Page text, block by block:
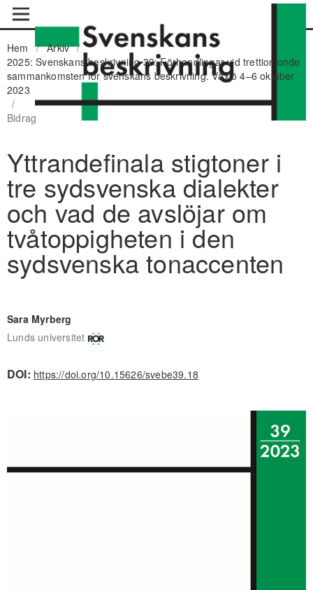
Hem / Arkiv /
2025: Svenskans beskrivning 39: Förhandlingar vid trettionionde
sammankomsten för svenskans beskrivning. Växjö 4–6 oktober
2023
/
Bidrag
Yttrandefinala stigtoner i
tre sydsvenska dialekter
och vad de avslöjar om
tvåtoppigheten i den
sydsvenska tonaccenten
Sara Myrberg
Lunds universitet
DOI: https://doi.org/10.15626/svebe39.18